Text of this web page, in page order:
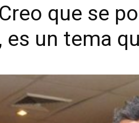
que se
es un tema